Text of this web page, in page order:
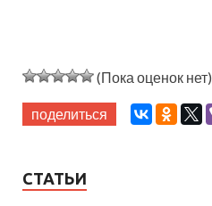
(Пока оценок нет)
поделиться
СТАТЬИ